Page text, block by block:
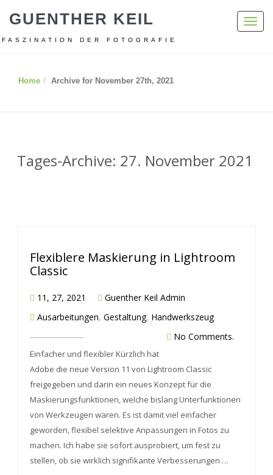
GUENTHER KEIL
FASZINATION DER FOTOGRAFIE
Home Archive for November 27th, 2021
Tages-Archive: 27. November 2021
Flexiblere Maskierung in Lightroom
Classic
11, 27, 2021
Guenther Keil Admin
Ausarbeitungen, Gestaltung, Handwerkszeug
No Comments.
Einfacher und flexibler Kürzlich hat
Adobe die neue Version 11 von Lightroom Classic
freigegeben und darin ein neues Konzept für die
Maskierungsfunktionen, welche bislang Unterfunktionen
von Werkzeugen waren. Es ist damit viel einfacher
geworden, flexibel selektive Anpassungen in Fotos zu
machen. Ich habe sie sofort ausprobiert, um fest zu
stellen, ob sie wirklich signifikante Verbesserungen …